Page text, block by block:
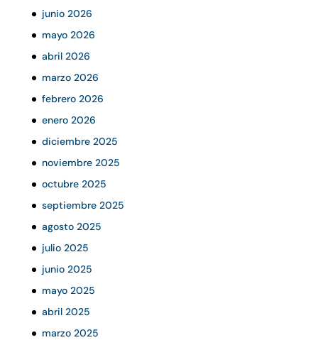
junio 2026
mayo 2026
abril 2026
marzo 2026
febrero 2026
enero 2026
diciembre 2025
noviembre 2025
octubre 2025
septiembre 2025
agosto 2025
julio 2025
junio 2025
mayo 2025
abril 2025
marzo 2025